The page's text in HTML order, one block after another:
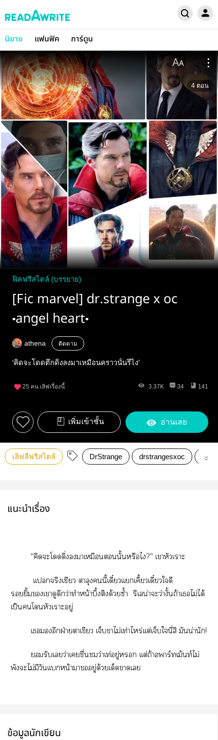
นิยาย แฟนฟิค การ์ตูน
4 ตอน
ฟิคฟรีสไตล์ (บรรยาย)
[Fic marvel] dr.strange x oc
•angel heart•
athena ติดตาม
‘คิดจะโดดตึกดิ่งลงมาเหมือนคราวนั้นรึไง’
25 คน เลิฟเรื่องนี้ 3.37K 34 141
เพิ่มเข้าชั้น อ่านเลย
เลิฟลี่ฟรีสไตล์ DrStrange drstrangesxoc
แนะนำเรื่อง
"คิดะโดิ่งาเหมือนนั้นหรือไ?" เาหัวเราะ
เเกจริงเชียว ตาลุงนี้เดี๋ยวเเกเคี้ยวเดี๋ยวใดี
ยิ้มเาดูดีกว่าทำหน้าบึ้งตึงด้วยซ้ำ ริเลน่าะว่างั้นถ้าเไม่ได้
เป็นโหัวเราะอยู่
เอีกฝ่ายตาเขี เจ็บาไม่เท่าไหร่เเต่เจ็บในี่สิ มันน่านัก!
​​​​​​รับเว่าเชื่นชมว่าเท่อยู่ เเต่ถ้าอาร์ทเม้นท์ไม่
พังะไม่มีวันเเหน้าาอยู่ด้วยเด็ดาเ
ข้อมูลนักเขียน